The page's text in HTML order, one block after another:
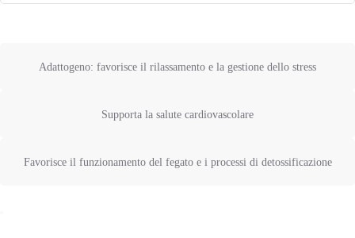
Adattogeno: favorisce il rilassamento e la gestione dello stress
Supporta la salute cardiovascolare
Favorisce il funzionamento del fegato e i processi di detossificazione